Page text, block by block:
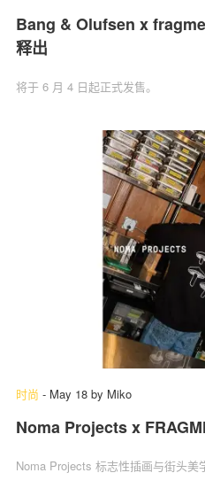
Bang & Olufsen x
释出
将于 6 月 4 日起正式发售。
时尚 - May 18 by Miko
Noma Projects x
Noma Projects 标志性插画与街头美